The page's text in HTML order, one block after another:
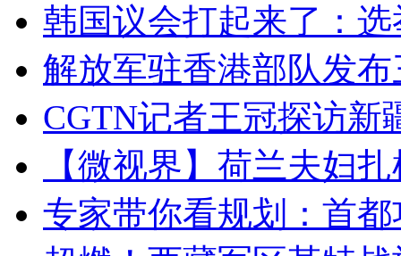
韩国议会打起来了：
解放军驻香港部队发
CGTN记者王冠探访新
【微视界】荷兰夫妇
专家带你看规划：首